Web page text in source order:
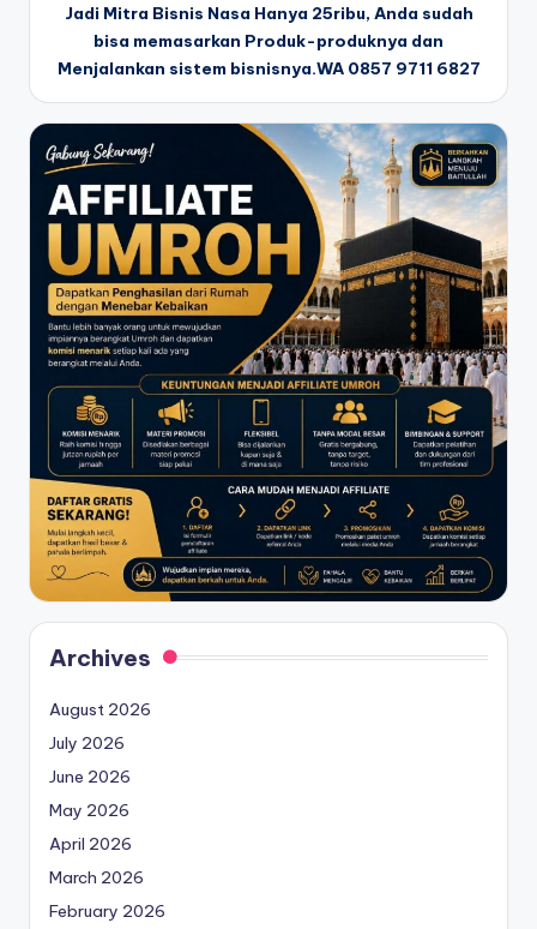
Jadi Mitra Bisnis Nasa Hanya 25ribu, Anda sudah
bisa memasarkan Produk-produknya dan
Menjalankan sistem bisnisnya.WA 0857 9711 6827
Archives
August 2026
July 2026
June 2026
May 2026
April 2026
March 2026
February 2026